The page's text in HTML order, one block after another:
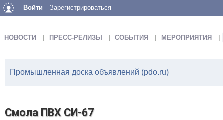
Войти Зарегистрироваться
НОВОСТИ ПРЕСС-РЕЛИЗЫ СОБЫТИЯ МЕРОПРИЯТИЯ
Промышленная доска объявлений (pdo.ru)
Смола ПВХ СИ-67